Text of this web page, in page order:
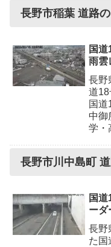
長野市稲葉 道路
国
雨雲
長野
道18
国道
中御
学・
長野市川中島町
国
ーダ
長野
た国